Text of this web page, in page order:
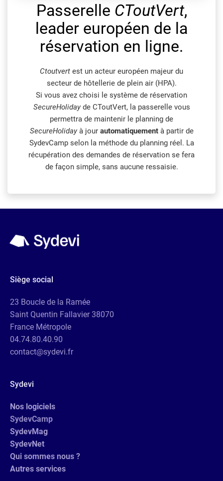
Passerelle CToutVert,
leader européen de la
réservation en ligne.
Ctoutvert est un acteur européen majeur du
secteur de hôtellerie de plein air (HPA).
Si vous avez choisi le système de réservation
SecureHolidayde CToutVert, la passerelle vous
permettra de maintenir le planning de
SecureHolidayà jour automatiquementà partir de
SydevCamp selon la méthode du planning réel. La
récupération des demandes de réservation se fera
de façon simple, sans aucune ressaisie.
Siège social
23 Boucle de la Ramée
Saint Quentin Fallavier 38070
France Métropole
04.74.80.40.90
contact@sydevi.fr
Sydevi
Nos logiciels
SydevCamp
SydevMag
SydevNet
Qui sommes nous ?
Autres services